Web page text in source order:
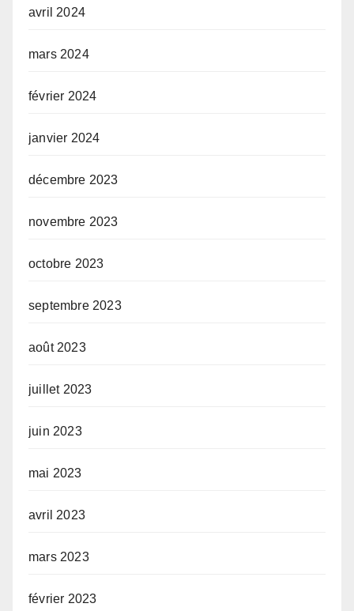
avril 2024
mars 2024
février 2024
janvier 2024
décembre 2023
novembre 2023
octobre 2023
septembre 2023
août 2023
juillet 2023
juin 2023
mai 2023
avril 2023
mars 2023
février 2023